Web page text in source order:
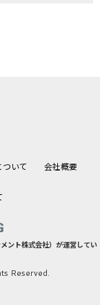
ついて 会社概要
ント株式会社）が運営してい
Reserved.